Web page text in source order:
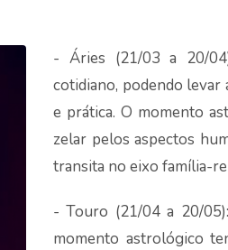
- Áries (21/03 a 20/
cotidiano, podendo levar
e prática. O momento
zelar pelos aspectos
transita no eixo família-
- Touro (21/04 a 20/
momento astrológico